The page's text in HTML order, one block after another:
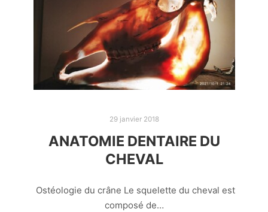
29 janvier 2018
ANATOMIE DENTAIRE DU
CHEVAL
Ostéologie du crâne Le squelette du cheval est
composé de…